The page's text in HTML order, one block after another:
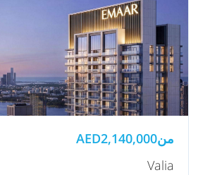
من AED2,140,000
Valia